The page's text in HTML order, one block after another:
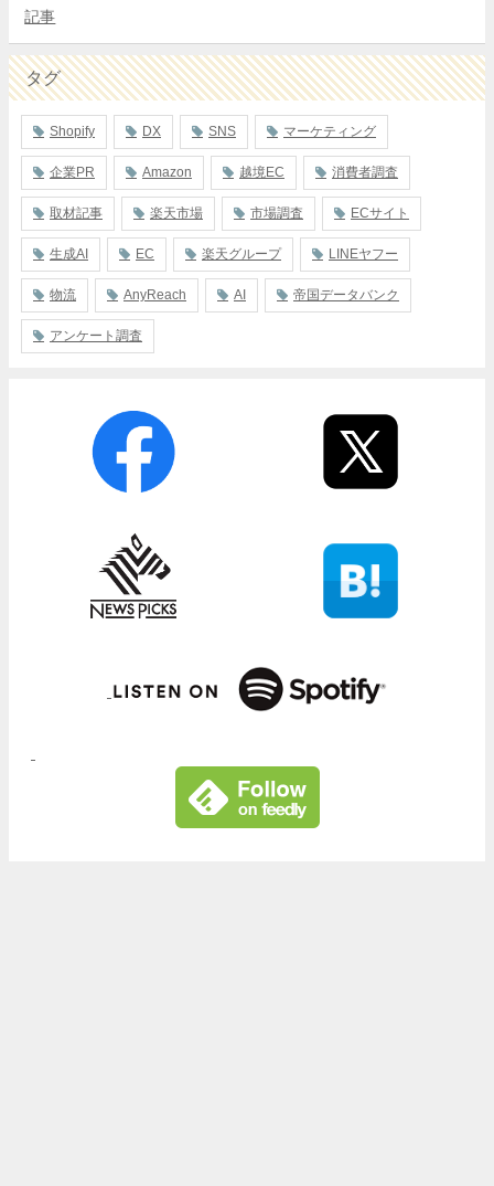
記事
タグ
Shopify DX SNS マーケティング
企業PR Amazon 越境EC 消費者調査
取材記事 楽天市場 市場調査 ECサイト
生成AI EC 楽天グループ LINEヤフー
物流 AnyReach AI 帝国データバンク
アンケート調査